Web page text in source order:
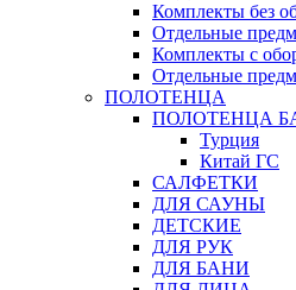
Комплекты без
Отдельные
Комплекты с
Отдельные
ПОЛОТЕНЦА
ПОЛОТЕНЦА
Турция
Китай ГС
САЛФЕТКИ
ДЛЯ САУНЫ
ДЕТСКИЕ
ДЛЯ РУК
ДЛЯ БАНИ